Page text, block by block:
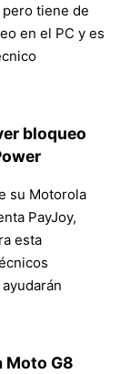
tiene de
en el PC y es
bloqueo
su Motorola
PayJoy,
esta
Moto G8